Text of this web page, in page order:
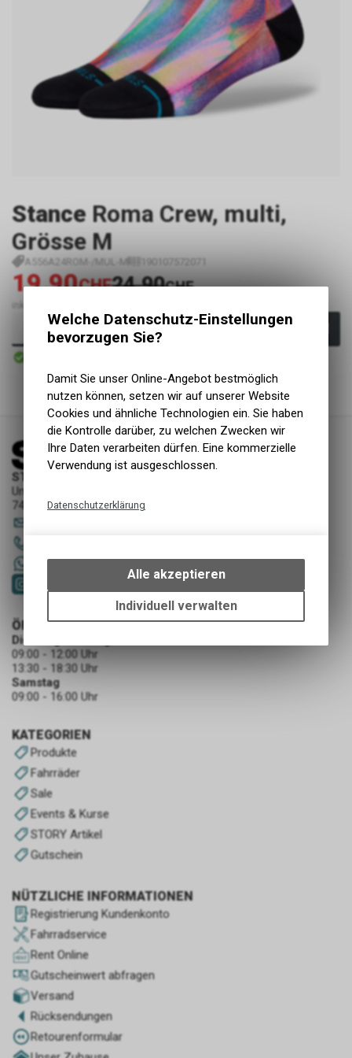
Stance Roma Crew, multi,
Grösse M
A556A24ROM-/MUL-M 190107572071
19.90CHF24.90CHF
inkl. MwSt., zzgl.
In den Warenkorb
STORY Sportwerkstatt - Thusis
Unterer Rosenbühl 7
7430 Thusis
+41 79 4679536
KATEGORIEN
Produkte
Fahrräder
Sale
Events & Kurse
STORY Artikel
Gutschein
NÜTZLICHE INFORMATIONEN
Registrierung Kundenkonto
Fahrradservice
Rent Online
Gutscheinwert abfragen
Versand
Rücksendungen
Retourenformular
ÖFFNUNGSZEITEN
Dienstag - Freitag
09:00 - 12:00 Uhr
13:30 - 18:30 Uhr
Samstag
09:00 - 16:00 Uhr
Welche Datenschutz-Einstellungen
bevorzugen Sie?
Damit Sie unser Online-Angebot bestmöglich
nutzen können, setzen wir auf unserer Website
Cookies und ähnliche Technologien ein. Sie haben
die Kontrolle darüber, zu welchen Zwecken wir
Ihre Daten verarbeiten dürfen. Eine kommerzielle
Verwendung ist ausgeschlossen.
Datenschutzerklärung
bestimmte Interaktionen und
Einstellungen auf Ihrem Gerät,
um die grundlegenden
Funktionen unseres Online-
Alle akzeptieren
Individuell verwalten